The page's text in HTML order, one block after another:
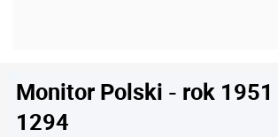
Monitor Polski - rok 1951
1294